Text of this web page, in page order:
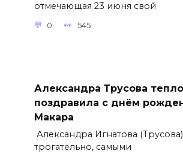
отмечающая 23 июня свой
0 545
Александра Трусова тепло
поздравила с днём
Макара
Александра Игнатова
трогательно, самыми